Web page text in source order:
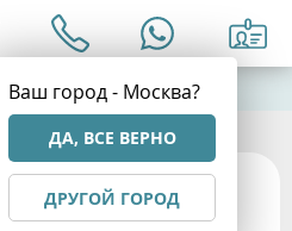
Ваш город - Москва?
ДА, ВСЕ ВЕРНО
ДРУГОЙ ГОРОД
в избранное